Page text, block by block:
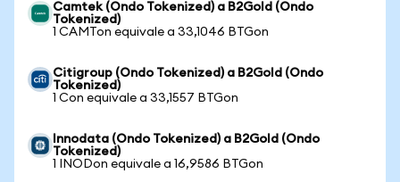
Camtek (Ondo Tokenized) a B2Gold (Ondo
Tokenized)
1 CAMTon equivale a 33,1046 BTGon
Citigroup (Ondo Tokenized) a B2Gold (Ondo
Tokenized)
1 Con equivale a 33,1557 BTGon
Innodata (Ondo Tokenized) a B2Gold (Ondo
Tokenized)
1 INODon equivale a 16,9586 BTGon